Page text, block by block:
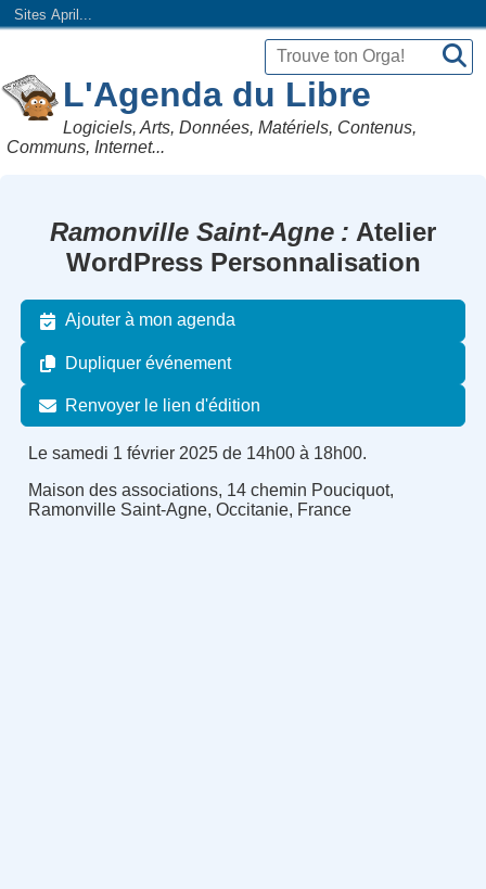
Sites April...
L'Agenda du Libre
Logiciels, Arts, Données, Matériels, Contenus,
Communs, Internet...
Ramonville Saint-Agne
Atelier
WordPress Personnalisation
Ajouter à mon agenda
Dupliquer événement
Renvoyer le lien d'édition
Le samedi 1 février 2025 de 14h00 à 18h00.
Maison des associations, 14 chemin Pouciquot,
Ramonville Saint-Agne, Occitanie, France